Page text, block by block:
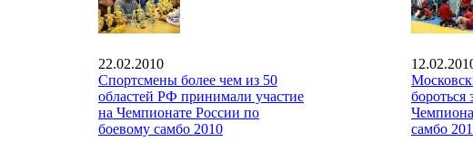
22.02.2010
Спортсмены более чем из 50
областей РФ принимали участие
на Чемпионате России по
боевому самбо 2010
бороться
самбо